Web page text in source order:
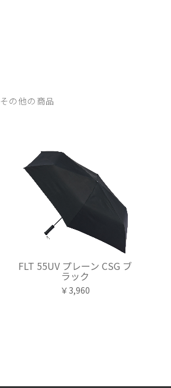
その他の商品
FLT 55UV プレーン CSG ブ
ラック
￥3,960